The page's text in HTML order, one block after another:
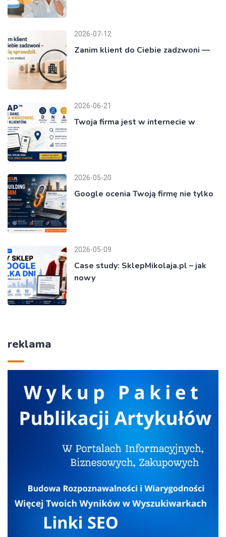
2026-07-12
Zanim klient do Ciebie zadzwoni —
2026-06-21
Twoja firma jest w internecie w
2026-05-20
Google ocenia Twoją firmę nie tylko
2026-05-09
Case study: SklepMikolaja.pl – jak
nowy
reklama